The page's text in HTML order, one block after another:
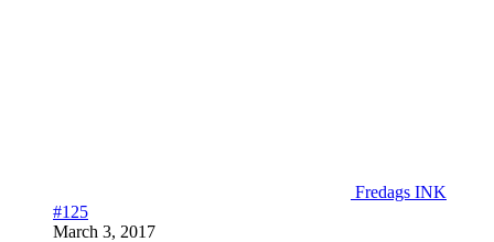
Fredags INK
#125
March 3, 2017